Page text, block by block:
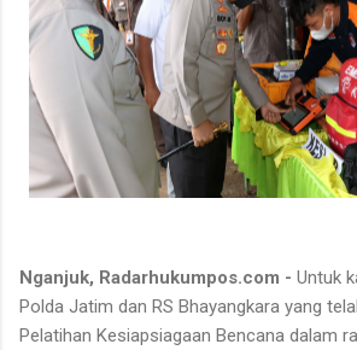
Nganjuk, Radarhukumpos.com - Untuk
Polda Jatim dan RS Bhayangkara yang
Pelatihan Kesiapsiagaan Bencana dalam